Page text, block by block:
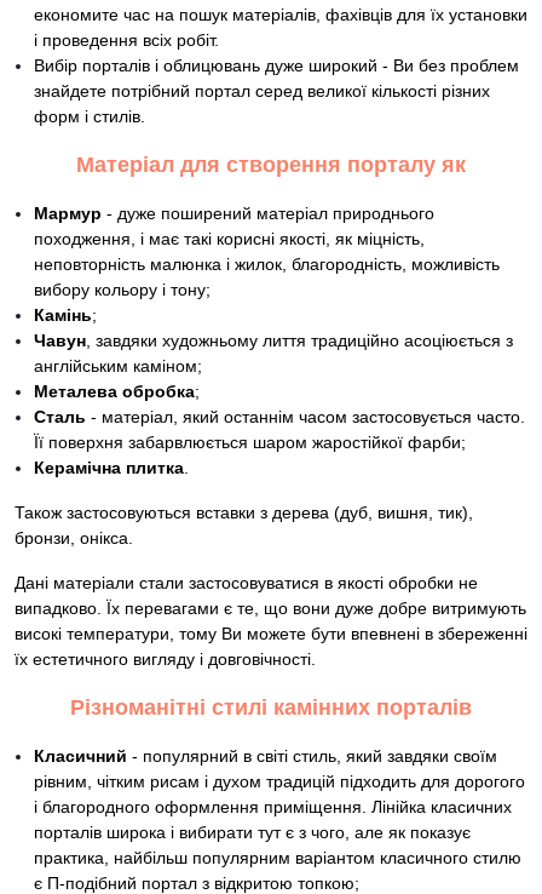
економите час на пошук матеріалів, фахівців для їх установки
і проведення всіх робіт.
Вибір порталів і облицювань дуже широкий - Ви без проблем
знайдете потрібний портал серед великої кількості різних
форм і стилів.
Матеріал для створення порталу як
Мармур - дуже поширений матеріал природнього
походження, і має такі корисні якості, як міцність,
неповторність малюнка і жилок, благородність, можливість
вибору кольору і тону;
Камінь;
Чавун , завдяки художньому лиття традиційно асоціюється з
англійським каміном;
Металева обробка;
Сталь - матеріал, який останнім часом застосовується часто.
Її поверхня забарвлюється шаром жаростійкої фарби;
Керамічна плитка
Також застосовуються вставки з дерева (дуб, вишня, тик),
бронзи, онікса.
Дані матеріали стали застосовуватися в якості обробки не
випадково. Їх перевагами є те, що вони дуже добре витримують
високі температури, тому Ви можете бути впевнені в збереженні
їх естетичного вигляду і довговічності.
Різноманітні стилі камінних порталів
Класичний - популярний в світі стиль, який завдяки своїм
рівним, чітким рисам і духом традицій підходить для дорогого
і благородного оформлення приміщення. Лінійка класичних
порталів широка і вибирати тут є з чого, але як показує
практика, найбільш популярним варіантом класичного стилю
є П-подібний портал з відкритою топкою;